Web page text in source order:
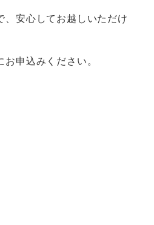
、安心してお越しいただけ
申込みください。